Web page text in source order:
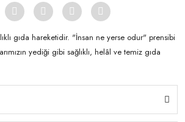
gıda hareketidir. "İnsan ne yerse odur" prensibi
yediği gibi sağlıklı, helâl ve temiz gıda